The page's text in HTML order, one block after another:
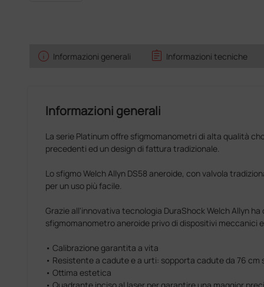
info Informazioni generali assignment Informazioni tecniche
Informazioni generali
La serie Platinum offre sfigmomanometri di alta qualità
precedenti ed un design di fattura tradizionale.
Lo sfigmo Welch Allyn DS58 aneroide, con valvola
per un uso più facile.
Grazie all'innovativa tecnologia DuraShock Welch Allyn
sfigmomanometro aneroide privo di dispositivi meccanici
• Calibrazione garantita a vita
• Resistente a cadute e a urti: sopporta cadute da 76 cm
• Ottima estetica